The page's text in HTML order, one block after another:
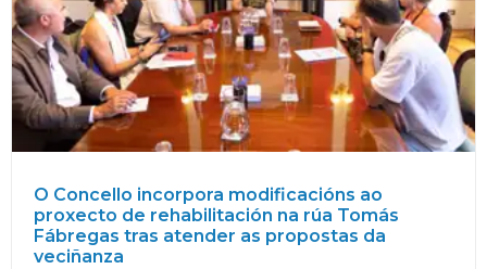
O Concello incorpora modificacións ao
proxecto de rehabilitación na rúa Tomás
Fábregas tras atender as propostas da
veciñanza